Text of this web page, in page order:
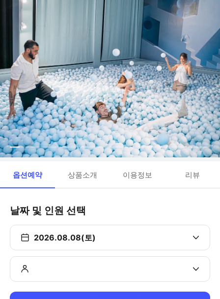
옵션예약 상품소개 이용정보 리뷰
날짜 및 인원 선택
2026.08.08(토)